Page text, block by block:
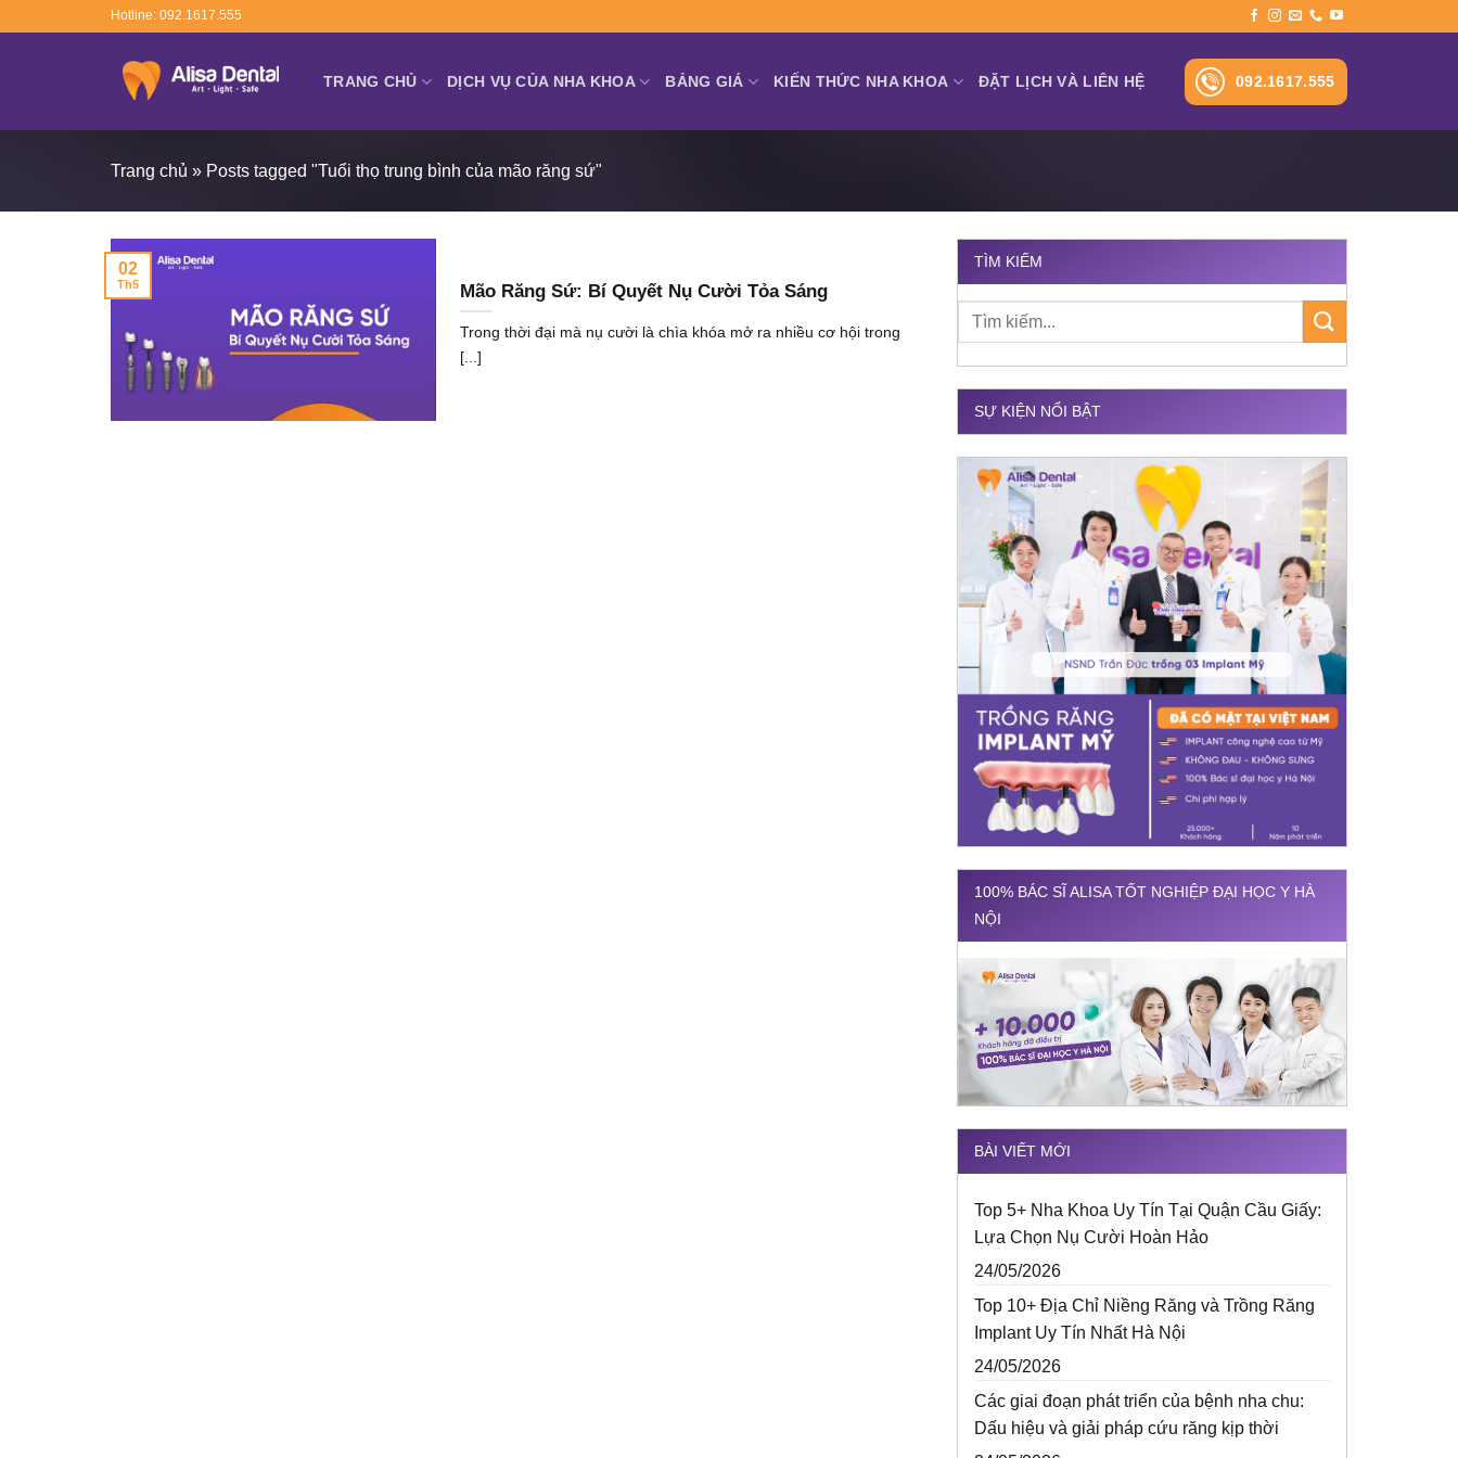
Hotline: 092.1617.555
TRANG CHỦ DỊCH VỤ CỦA NHA KHOA BẢNG GIÁ KIẾN THỨC NHA KHOA ĐẶT LỊCH VÀ LIÊN HỆ 092.1617.555
Trang chủ » Posts tagged "Tuổi thọ trung bình của mão răng sứ"
Mão Răng Sứ: Bí Quyết Nụ Cười Tỏa Sáng
Trong thời đại mà nụ cười là chìa khóa mở ra nhiều cơ hội trong
[...]
02
Th5
TÌM KIẾM
SỰ KIỆN NỔI BẬT
100% BÁC SĨ ALISA TỐT NGHIỆP ĐẠI HỌC Y HÀ
NỘI
BÀI VIẾT MỚI
Top 5+ Nha Khoa Uy Tín Tại Quận Cầu Giấy:
Lựa Chọn Nụ Cười Hoàn Hảo
24/05/2026
Top 10+ Địa Chỉ Niềng Răng và Trồng Răng
Implant Uy Tín Nhất Hà Nội
24/05/2026
Các giai đoạn phát triển của bệnh nha chu:
Dấu hiệu và giải pháp cứu răng kịp thời